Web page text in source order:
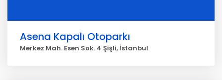
Asena Kapalı Otoparkı
Merkez Mah. Esen Sok. 4 Şişli, İstanbul